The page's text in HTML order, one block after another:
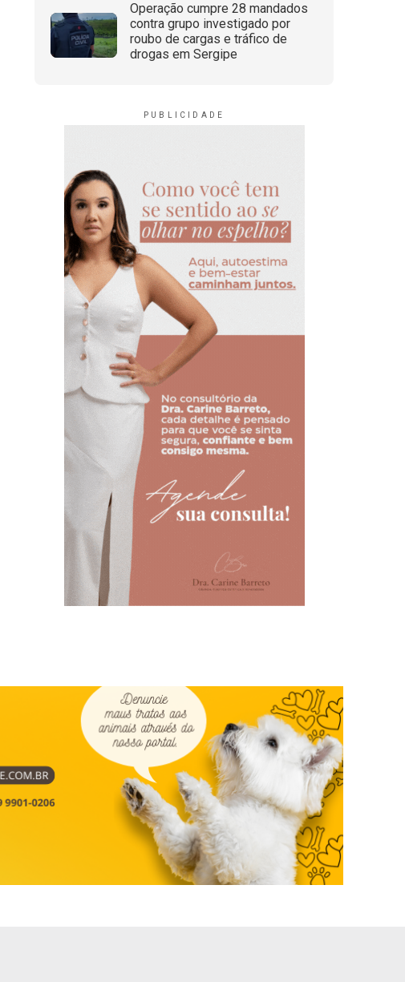
Operação cumpre 28 mandados
contra grupo investigado por
roubo de cargas e tráfico de
drogas em Sergipe